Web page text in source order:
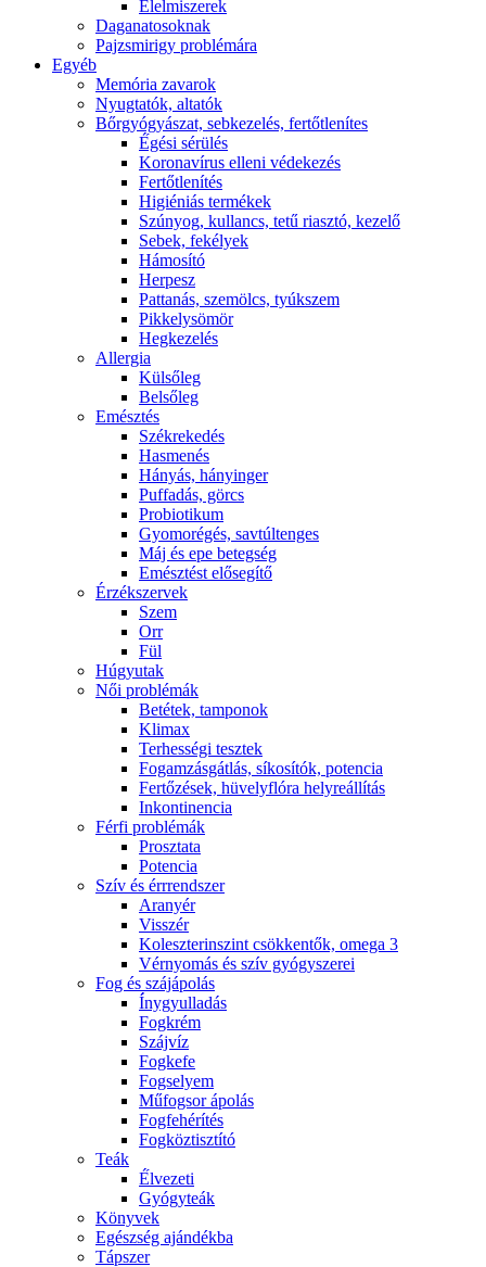
É́lelmiszerek
Daganatosoknak
Pajzsmirigy problémára
Egyéb
Memória zavarok
Nyugtatók, altatók
Bőrgyógyászat, sebkezelés, fertőtlenítes
É́gési sérülés
Koronavírus elleni védekezés
Fertőtlenítés
Higiéniás termékek
Szúnyog, kullancs, tetű riasztó, kezelő
Sebek, fekélyek
Hámosító
Herpesz
Pattanás, szemölcs, tyúkszem
Pikkelysömör
Hegkezelés
Allergia
Külsőleg
Belsőleg
Emésztés
Székrekedés
Hasmenés
Hányás, hányinger
Puffadás, görcs
Probiotikum
Gyomorégés, savtúltenges
Máj és epe betegség
Emésztést elősegítő
Érzékszervek
Szem
Orr
Fül
Húgyutak
Női problémák
Betétek, tamponok
Klimax
Terhességi tesztek
Fogamzásgátlás, síkosítók, potencia
Fertőzések, hüvelyflóra helyreállítás
Inkontinencia
Férfi problémák
Prosztata
Potencia
Szív és érrrendszer
Aranyér
Visszér
Koleszterinszint csökkentők, omega 3
Vérnyomás és szív gyógyszerei
Fog és szájápolás
Í́nygyulladás
Fogkrém
Szájvíz
Fogkefe
Fogselyem
Műfogsor ápolás
Fogfehérítés
Fogköztisztító
Teák
É́lvezeti
Gyógyteák
Könyvek
Egészség ajándékba
Tápszer